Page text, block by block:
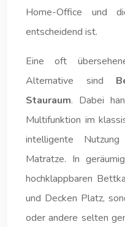
Home-Office und
entscheidend ist.
Eine oft
Alternative sind
Stauraum. Dabei
Multifunktion im
intelligente
Matratze. In
hochklappbaren
und Decken Platz,
oder andere selten